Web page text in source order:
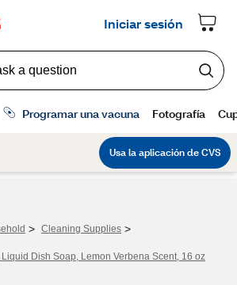
> Cleaning Supplies >
Dish Soap, Lemon Verbena Scent, 16 oz